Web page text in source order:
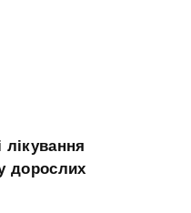
дорослих